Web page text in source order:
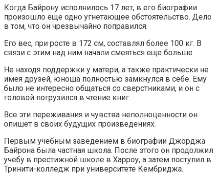
Когда Байрону исполнилось 17 лет, в его биографии
произошло еще одно угнетающее обстоятельство. Дело
в том, что он чрезвычайно поправился.
Его вес, при росте в 172 см, составлял более 100 кг. В
связи с этим над ним начали смеяться еще больше.
Не находя поддержки у матери, а также практически не
имея друзей, юноша полностью замкнулся в себе. Ему
было не интересно общаться со сверстниками, и он с
головой погрузился в чтение книг.
Все эти переживания и чувства неполноценности он
опишет в своих будущих произведениях.
Первым учебным заведением в биографии Джорджа
Байрона была частная школа. После этого он продолжил
учебу в престижной школе в Харроу, а затем поступил в
Тринити-колледж при университете Кембриджа.